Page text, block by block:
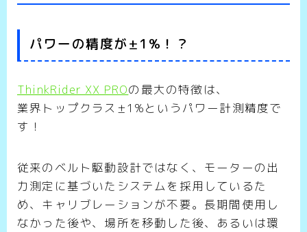
パワーの精度が±1%！？
ThinkRider XX PROの最大の特徴は、
業界トップクラス±1%というパワー計測精度で
す！
従来のベルト駆動設計ではなく、モーターの出
力測定に基づいたシステムを採用しているた
め、キャリブレーションが不要。長期間使用し
なかった後や、場所を移動した後、あるいは環